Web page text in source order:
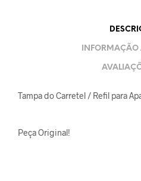
Tampa do Carretel / Refil para
Peça Original!